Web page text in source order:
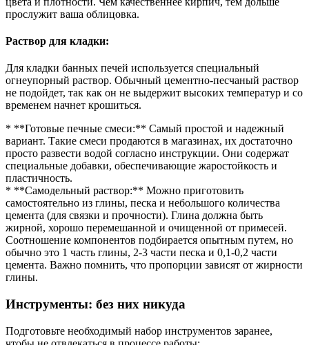
прослужит ваша облицовка.
Раствор для кладки:
Для кладки банных печей используется специальный
огнеупорный раствор. Обычный цементно-песчаный раствор
не подойдет, так как он не выдержит высоких температур и со
временем начнет крошиться.
* **Готовые печные смеси:** Самый простой и надежный
вариант. Такие смеси продаются в магазинах, их достаточно
просто развести водой согласно инструкции. Они содержат
специальные добавки, обеспечивающие жаростойкость и
пластичность.
* **Самодельный раствор:** Можно приготовить
самостоятельно из глины, песка и небольшого количества
цемента (для связки и прочности). Глина должна быть
жирной, хорошо перемешанной и очищенной от примесей.
Соотношение компонентов подбирается опытным путем, но
обычно это 1 часть глины, 2-3 части песка и 0,1-0,2 части
цемента. Важно помнить, что пропорции зависят от жирности
глины.
Инструменты: без них никуда
Подготовьте необходимый набор инструментов заранее,